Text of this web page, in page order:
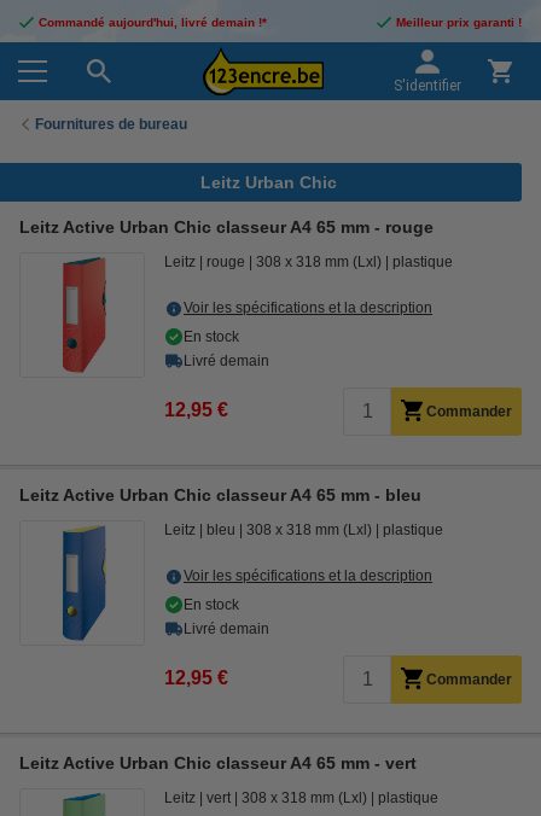
Commandé aujourd'hui, livré demain !* Meilleur prix garanti !
S'identifier
Fournitures de bureau
Leitz Urban Chic
Leitz Active Urban Chic classeur A4 65 mm - rouge
Leitz rouge 308 x 318 mm (Lxl) plastique
Voir les spécifications et la description
En stock
Livré demain
12,95 € Commander
Leitz Active Urban Chic classeur A4 65 mm - bleu
Leitz bleu 308 x 318 mm (Lxl) plastique
Voir les spécifications et la description
En stock
Livré demain
12,95 € Commander
Leitz Active Urban Chic classeur A4 65 mm - vert
Leitz vert 308 x 318 mm (Lxl) plastique